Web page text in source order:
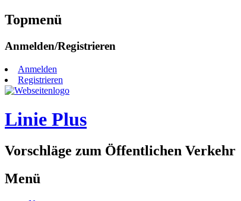
Topmenü
Zum
springen
Anmelden/Registrieren
Anmelden
Registrieren
Linie Plus
Vorschläge zum Öffentlichen Verkehr
Menü